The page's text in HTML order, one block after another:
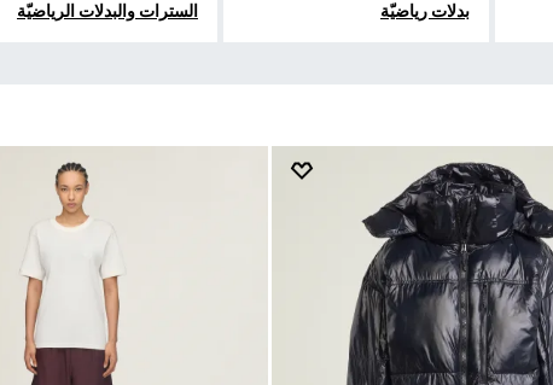
بدلات رياضيّة السترات والبدلات الرياضيّة